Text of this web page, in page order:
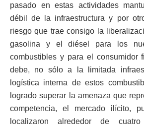
pasado en estas actividades
débil de la infraestructura y por
riesgo que trae consigo la
gasolina y el diésel para los
combustibles y para el consumidor
debe, no sólo a la limitada
logística interna de estos
logrado superar la amenaza que
competencia, el mercado ilícito,
localizaron alrededor de